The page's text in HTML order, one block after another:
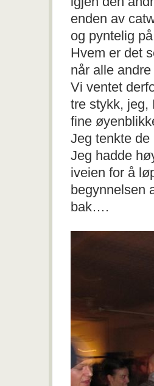
enden av
og pyntelig
Hvem er det
når alle
Vi ventet
tre stykk, jeg,
fine
Jeg tenkte
Jeg hadde
iveien for å
begynnelsen
bak….